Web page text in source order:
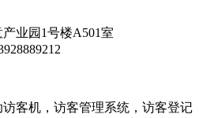
业园1号楼A501室
客机，访客管理系统，访客登记